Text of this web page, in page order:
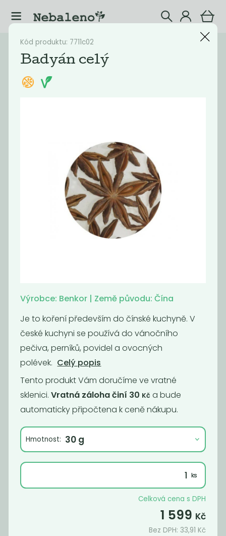
Katalog Potraviny
Filtrovat produkty
570 1 599Kč
Badyán mletý
899Kč/ Kg 790Kč/ Kg
Kód produktu: 7711c02
Badyán celý
Výrobce: Benkor | Země původu: Čína
Je to koření především do čínské kuchyně. V
české kuchyni se používá do vánočního
pečiva, perníků, povidel a ovocných
polévek. Celý popis
Tento produkt Vám doručíme ve vratné
sklenici. Vratná záloha činí 30 Kč a bude
automaticky připočtena k ceně nákupu.
Hmotnost:
Celková cena s DPH
1 599 Kč
Bez DPH:33,91 Kč